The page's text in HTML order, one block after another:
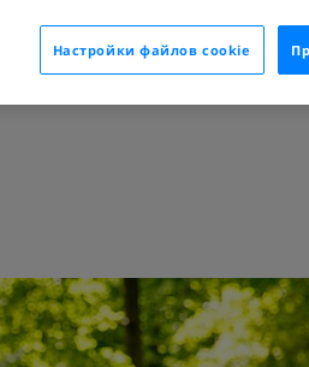
Настройки файлов cookie